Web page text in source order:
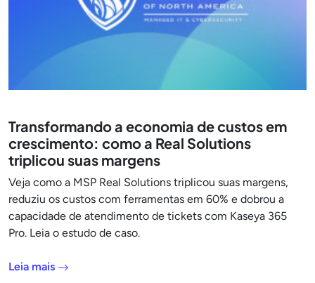
Transformando a economia de custos em
crescimento: como a Real Solutions
triplicou suas margens
Veja como a MSP Real Solutions triplicou suas margens,
reduziu os custos com ferramentas em 60% e dobrou a
capacidade de atendimento de tickets com Kaseya 365
Pro. Leia o estudo de caso.
Leia mais